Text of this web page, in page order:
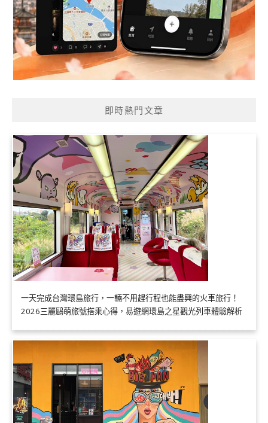
即時熱門文章
一天完成台灣環島旅行，一輛不用趕行程也能盡興的火車旅行！
2026三麗鷗萌旅號搭乘心得，易遊網環島之星觀光列車體驗解析